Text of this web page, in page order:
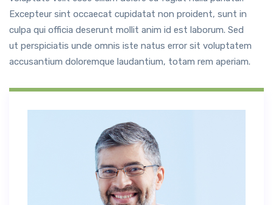
Excepteur sint occaecat cupidatat non proident, sunt in
culpa qui officia deserunt mollit anim id est laborum. Sed
ut perspiciatis unde omnis iste natus error sit voluptatem
accusantium doloremque laudantium, totam rem aperiam.